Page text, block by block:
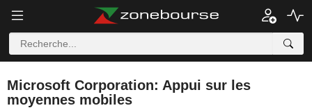
Microsoft Corporation: Appui sur les
moyennes mobiles